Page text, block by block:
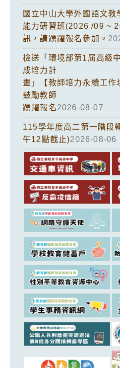
國立中山大學外國語文
能力研習班(2026 /09 ~
訊，請踴躍報名參加。
檢送「環境部第1屆高級
成培力計
畫」【教師培力永續工作
鼓勵教師
踴躍報名2026-08-07
115學年度高二第一階段
午12點截止)2026-08-06